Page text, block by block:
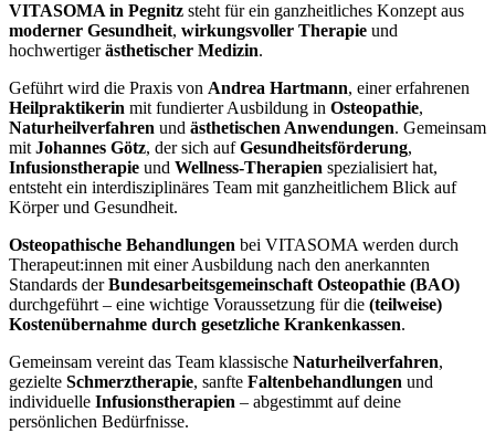
VITASOMA in Pegnitz steht für ein ganzheitliches Konzept aus
moderner Gesundheit, wirkungsvoller Therapie und
hochwertigerästhetischer Medizin.
Geführt wird die Praxis von Andrea Hartmann, einer erfahrenen
Heilpraktikerin mit fundierter Ausbildung in Osteopathie,
Naturheilverfahren und ästhetischen Anwendungen. Gemeinsam
mit Johannes Götz, der sich aufGesundheitsförderung,
Infusionstherapie und Wellness-Therapien spezialisiert hat,
entsteht ein interdisziplinäres Team mit ganzheitlichem Blick auf
Körper und Gesundheit.
Osteopathische Behandlungen bei VITASOMA werden durch
Therapeut:innen mit einer Ausbildung nach den anerkannten
Standards derBundesarbeitsgemeinschaft Osteopathie (BAO)
durchgeführt – eine wichtige Voraussetzung für die (teilweise)
Kostenübernahme durch gesetzliche Krankenkassen.
Gemeinsam vereint das Team klassische Naturheilverfahren,
gezielte Schmerztherapie, sanfte Faltenbehandlungen und
individuelle Infusionstherapien – abgestimmt auf deine
persönlichen Bedürfnisse.